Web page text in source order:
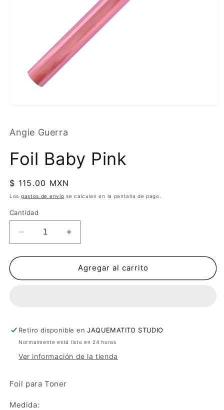
Angie Guerra
Foil Baby Pink
Precio
habitual
$ 115.00 MXN
Los gastos de envío se calculan en la pantalla de pago.
Cantidad
Reducir
cantidad
para
Baby
Aumentar
cantidad
para
Foil
Baby
Agregar al carrito
Retiro disponible enJAQUEMATITO STUDIO
Normalmente está listo en 24 horas
Ver información de la tienda
Foil para Toner
Medida: